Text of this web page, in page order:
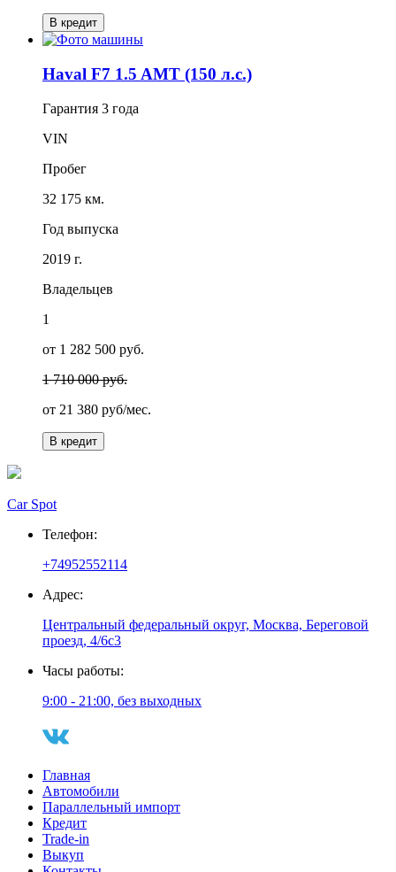
В кредит
Haval F7 1.5 AMT (150 л.с.)
Гарантия 3 года
VIN
Пробег
32 175 км.
Год выпуска
2019 г.
Владельцев
1
от 1 282 500 руб.
1 710 000 руб.
от 21 380 руб/мес.
В кредит
Car Spot
Телефон:
+74952552114
Адрес:
Центральный федеральный округ, Москва, Береговой
проезд, 4/6с3
Часы работы:
9:00 - 21:00, без выходных
Главная
Автомобили
Параллельный импорт
Кредит
Trade-in
Выкуп